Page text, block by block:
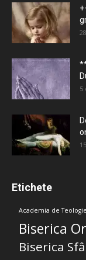
5
Etichete
Academia de Teologie
Biserica
Biserica